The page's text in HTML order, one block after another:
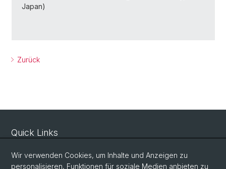
Japan)
Zurück
Quick Links
Wir verwenden Cookies, um Inhalte und Anzeigen zu
personalisieren, Funktionen für soziale Medien anbieten zu